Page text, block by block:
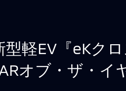
型軽EV『eKク
オブ・ザ・イ